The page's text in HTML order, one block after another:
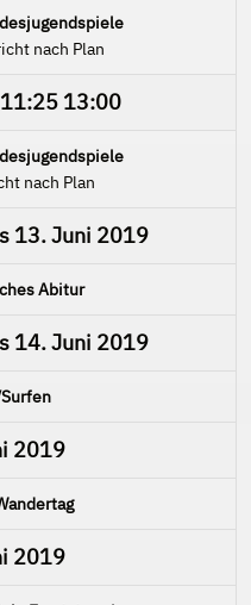
nach Plan
11:25 13:00
nach Plan
13. Juni 2019
Abitur
14. Juni 2019
2019
2019